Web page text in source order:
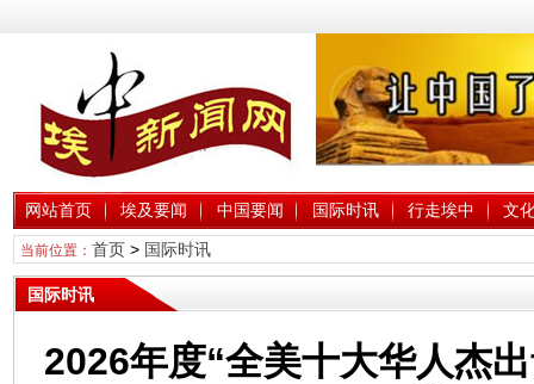
网站首页 埃及要闻 中国要闻 国际时讯 行走埃中 文
当前位置： 首页> 国际时讯
国际时讯
2026年度“全美十大华人杰